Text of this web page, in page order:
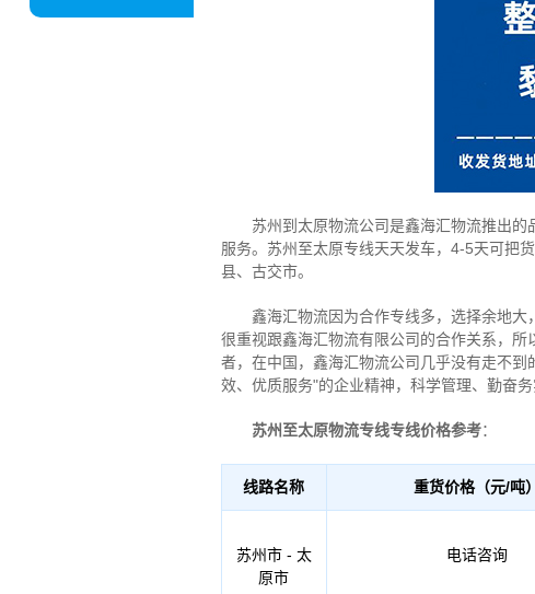
苏州到太原物流公司是鑫海汇物流推出的
服务。苏州至太原专线天天发车，4-5天可把
县、古交市。
鑫海汇物流因为合作专线多，选择余地大
很重视跟鑫海汇物流有限公司的合作关系，
者，在中国，鑫海汇物流公司几乎没有走不
效、优质服务"的企业精神，科学管理、勤奋
苏州至太原物流专线专线价格参考：
线路名称 重货价格（元/吨）
苏州市 - 太
原市
电话咨询